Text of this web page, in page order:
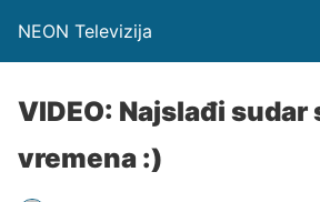
NEON Televizija
VIDEO: Najslađi sudar
vremena :)